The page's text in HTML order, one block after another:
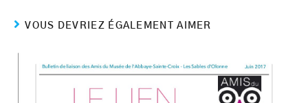
VOUS DEVRIEZ ÉGALEMENT AIMER